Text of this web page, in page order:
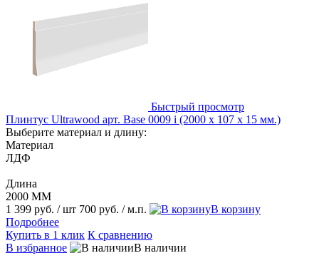
Быстрый просмотр
Плинтус Ultrawood арт. Base 0009 i (2000 x 107 x 15 мм.)
Выберите материал и длину:
Материал
ЛДФ
Длина
2000 ММ
1 399 руб. / шт 700 руб. / м.п.
В корзину
Подробнее
Купить в 1 клик К сравнению
В избранное
В наличии